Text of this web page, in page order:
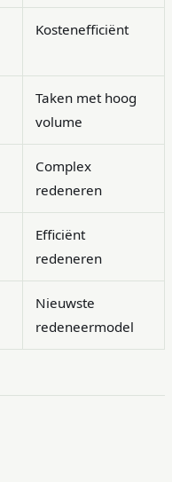
Kostenefficiënt
Taken met hoog
volume
Complex
redeneren
Efficiënt
redeneren
Nieuwste
redeneermodel